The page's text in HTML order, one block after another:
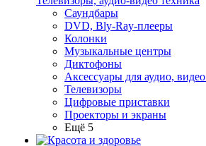
Саундбары
DVD, Bly-Ray-плееры
Колонки
Музыкальные центры
Диктофоны
Аксессуары для аудио,
Телевизоры
Цифровые приставки
Проекторы и экраны
Ещё 5